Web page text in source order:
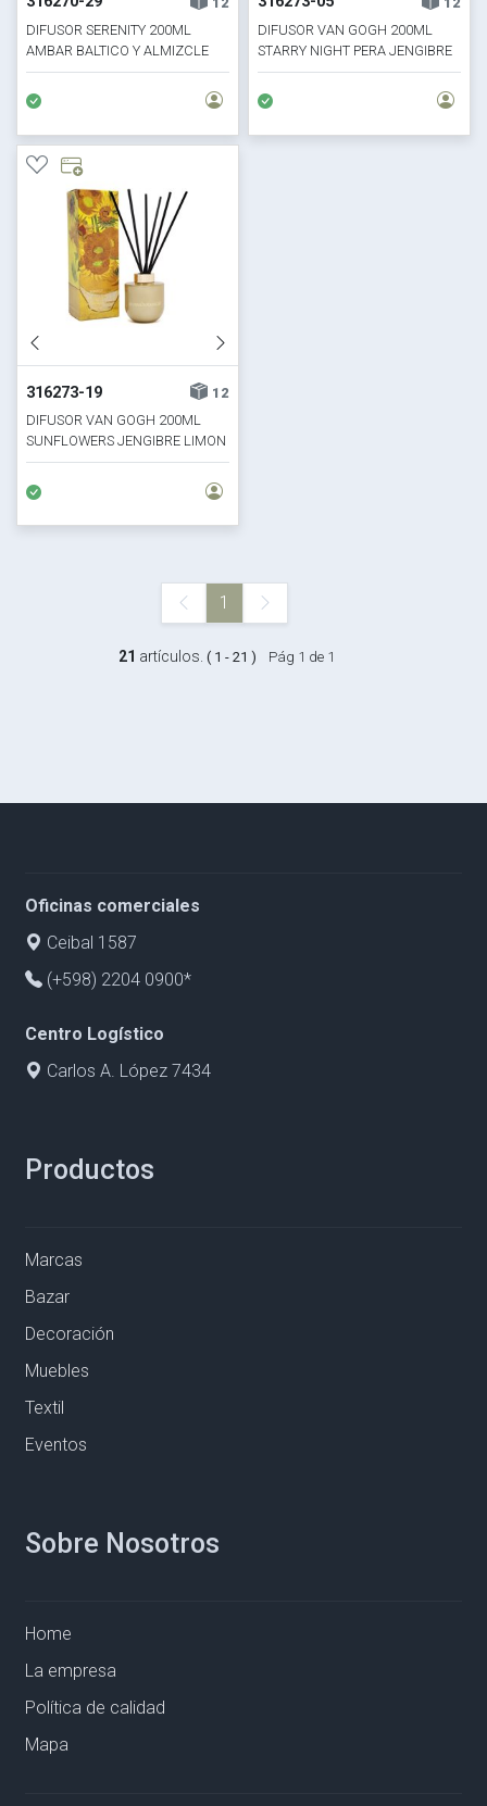
DIFUSOR SERENITY 200ML
AMBAR BALTICO Y ALMIZCLE
DIFUSOR VAN GOGH 200ML
STARRY NIGHT PERA JENGIBRE
316273-19
12
DIFUSOR VAN GOGH 200ML
SUNFLOWERS JENGIBRE LIMON
1
21 artículos. ( 1 - 21 ) Pág 1 de 1
Oficinas comerciales
Ceibal 1587
(+598) 2204 0900*
Centro Logístico
Carlos A. López 7434
Productos
Marcas
Bazar
Decoración
Muebles
Textil
Eventos
Sobre Nosotros
Home
La empresa
Política de calidad
Mapa